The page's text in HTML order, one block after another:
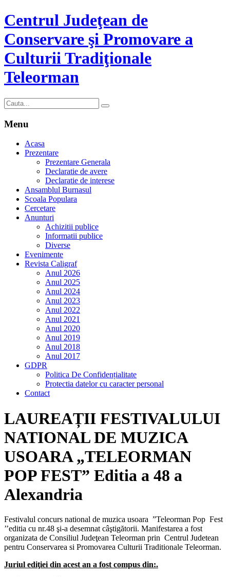
Centrul Judeţean de
Conservare şi Promovare a
Culturii Tradiţionale
Teleorman
Menu
Acasa
Prezentare
Prezentare Generala
Declaratie de avere
Declaratie de interese
Ansamblul Burnasul
Scoala Populara
Cercetare
Anunturi
Achizitii publice
Informatii publice
Diverse
Evenimente
Revista Caligraf
Anul 2026
Anul 2025
Anul 2024
Anul 2023
Anul 2022
Anul 2021
Anul 2020
Anul 2019
Anul 2018
Anul 2017
GDPR
Politica De Confidențialitate
Protectia datelor cu caracter personal
Contact
LAUREAȚII FESTIVALULUI
NATIONAL DE MUZICA
USOARA „TELEORMAN
POP FEST” Editia a 48 a
Alexandria
Festivalul concurs national de muzica usoara ”Teleorman Pop Fest
’’editia cu nr.48 şi-a desemnat câştigătorii. Manifestarea a fost
organizata de Consiliul Judeţean Teleorman prin Centrul Judetean
pentru Conservarea si Promovarea Culturii Traditionale Teleorman.
Juriul ediţiei din acest an a fost compus din:.